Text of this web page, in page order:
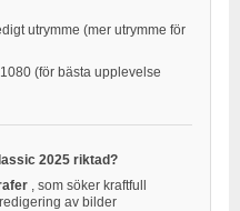
utrymme (mer utrymme för
(för bästa upplevelse
2025 riktad?
, som söker kraftfull
av bilder